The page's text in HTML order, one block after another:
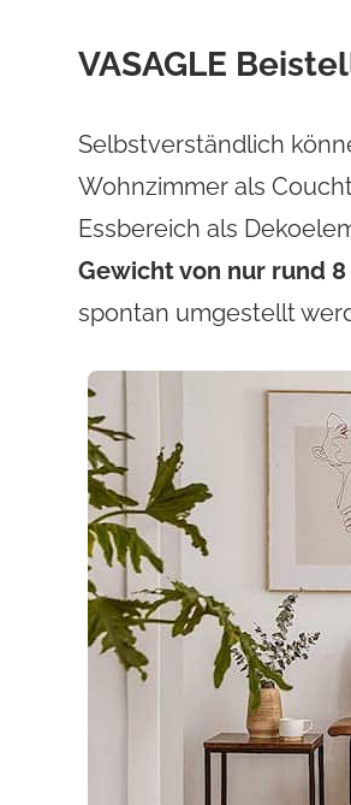
VASAGLE
Selbstverständlich
Wohnzimmer als
Essbereich als
Gewicht von nur rund
spontan umgestellt